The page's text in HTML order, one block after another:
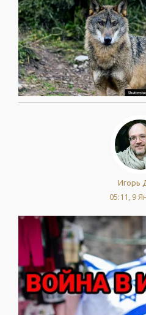
Игорь
05:11, 9